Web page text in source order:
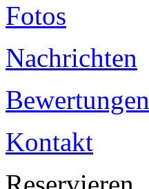
Fotos
Nachrichten
Bewertungen
Kontakt